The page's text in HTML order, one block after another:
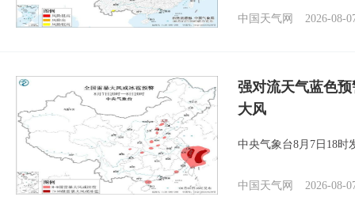
中国天气网 2026-08-
强对流天气蓝色
大风
中央气象台8月7日18时
中国天气网 2026-08-